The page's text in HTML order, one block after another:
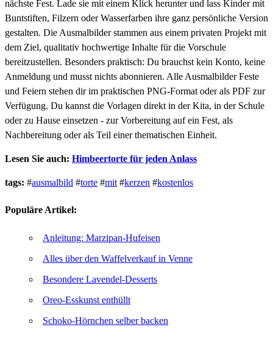
nächste Fest. Lade sie mit einem Klick herunter und lass Kinder mit
Buntstiften, Filzern oder Wasserfarben ihre ganz persönliche Version
gestalten. Die Ausmalbilder stammen aus einem privaten Projekt mit
dem Ziel, qualitativ hochwertige Inhalte für die Vorschule
bereitzustellen. Besonders praktisch: Du brauchst kein Konto, keine
Anmeldung und musst nichts abonnieren. Alle Ausmalbilder Feste
und Feiern stehen dir im praktischen PNG-Format oder als PDF zur
Verfügung. Du kannst die Vorlagen direkt in der Kita, in der Schule
oder zu Hause einsetzen - zur Vorbereitung auf ein Fest, als
Nachbereitung oder als Teil einer thematischen Einheit.
Lesen Sie auch: Himbeertorte für jeden Anlass
tags: #ausmalbild #torte #mit #kerzen #kostenlos
Populäre Artikel:
Anleitung: Marzipan-Hufeisen
Alles über den Waffelverkauf in Venne
Besondere Lavendel-Desserts
Oreo-Esskunst enthüllt
Schoko-Hörnchen selber backen